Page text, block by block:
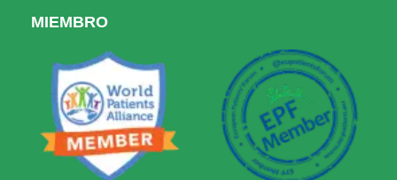
MIEMBRO